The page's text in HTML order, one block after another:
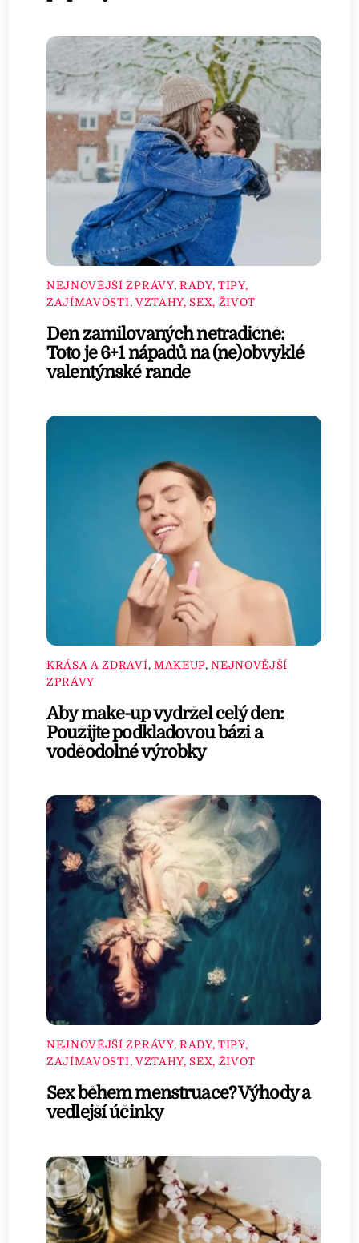
NEJNOVĚJŠÍ ZPRÁVY, RADY, TIPY,
ZAJÍMAVOSTI, VZTAHY, SEX, ŽIVOT
Den zamilovaných netradičně:
Toto je 6+1 nápadů na (ne)obvyklé
valentýnské rande
KRÁSA A ZDRAVÍ, MAKEUP,NEJNOVĚJŠÍ
ZPRÁVY
Aby make-up vydržel celý den:
Použijte podkladovou bázi a
voděodolné výrobky
NEJNOVĚJŠÍ ZPRÁVY, RADY, TIPY,
ZAJÍMAVOSTI, VZTAHY, SEX, ŽIVOT
Sex během menstruace? Výhody a
vedlejší účinky